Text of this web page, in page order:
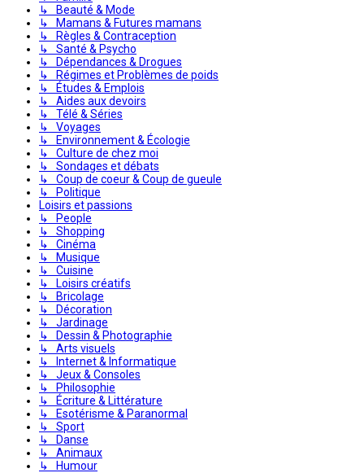
↳ Beauté & Mode
↳ Mamans & Futures mamans
↳ Règles & Contraception
↳ Santé & Psycho
↳ Dépendances & Drogues
↳ Régimes et Problèmes de poids
↳ Études & Emplois
↳ Aides aux devoirs
↳ Télé & Séries
↳ Voyages
↳ Environnement & Écologie
↳ Culture de chez moi
↳ Sondages et débats
↳ Coup de coeur & Coup de gueule
↳ Politique
Loisirs et passions
↳ People
↳ Shopping
↳ Cinéma
↳ Musique
↳ Cuisine
↳ Loisirs créatifs
↳ Bricolage
↳ Décoration
↳ Jardinage
↳ Dessin & Photographie
↳ Arts visuels
↳ Internet & Informatique
↳ Jeux & Consoles
↳ Philosophie
↳ Écriture & Littérature
↳ Esotérisme & Paranormal
↳ Sport
↳ Danse
↳ Animaux
↳ Humour